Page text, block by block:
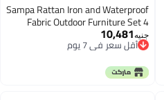
Sampa Rattan Iron and Waterproof
Fabric Outdoor Furniture Set 4
Pieces - Grey
جنيه10,481
أقل سعر في 7 يوم